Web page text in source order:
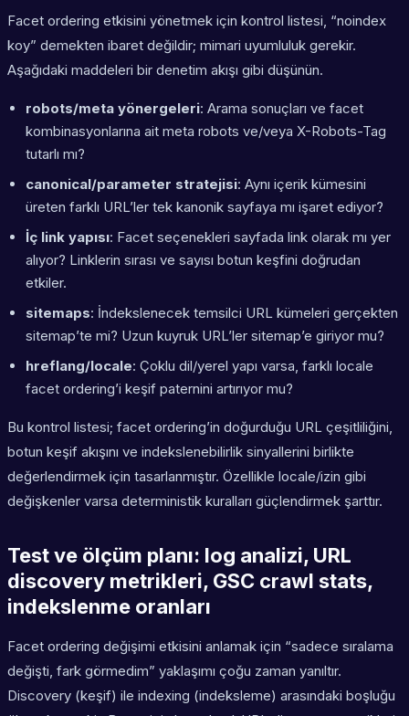
Facet ordering etkisini yönetmek için kontrol listesi, “noindex
koy” demekten ibaret değildir; mimari uyumluluk gerekir.
Aşağıdaki maddeleri bir denetim akışı gibi düşünün.
robots/meta yönergeleri: Arama sonuçları ve facet
kombinasyonlarına ait meta robots ve/veya X-Robots-Tag
tutarlı mı?
canonical/parameter stratejisi: Aynı içerik kümesini
üreten farklı URL’ler tek kanonik sayfaya mı işaret ediyor?
İç link yapısı: Facet seçenekleri sayfada link olarak mı yer
alıyor? Linklerin sırası ve sayısı botun keşfini doğrudan
etkiler.
sitemaps: İndekslenecek temsilci URL kümeleri gerçekten
sitemap’te mi? Uzun kuyruk URL’ler sitemap’e giriyor mu?
hreflang/locale: Çoklu dil/yerel yapı varsa, farklı locale
facet ordering’i keşif paternini artırıyor mu?
Bu kontrol listesi; facet ordering’in doğurduğu URL çeşitliliğini,
botun keşif akışını ve indekslenebilirlik sinyallerini birlikte
değerlendirmek için tasarlanmıştır. Özellikle locale/izin gibi
değişkenler varsa deterministik kuralları güçlendirmek şarttır.
Test ve ölçüm planı: log analizi, URL
discovery metrikleri, GSC crawl stats,
indekslenme oranları
Facet ordering değişimi etkisini anlamak için “sadece sıralama
değişti, fark görmedim” yaklaşımı çoğu zaman yanıltır.
Discovery (keşif) ile indexing (indeksleme) arasındaki boşluğu